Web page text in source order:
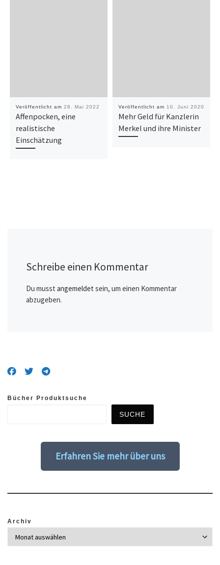
Veröffentlicht am 28. Mai 2022
Affenpocken, eine
realistische
Einschätzung
Veröffentlicht am 10. Juni 2020
Mehr Geld für Kanzlerin
Merkel und ihre Minister
Schreibe einen Kommentar
Du musst angemeldet sein, um einen Kommentar
abzugeben.
Bücher Produktsuche
SUCHE
Erfahren Sie mehr über uns
Archiv